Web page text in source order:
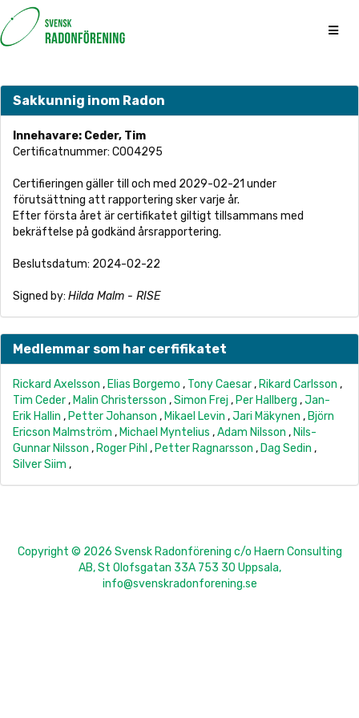
Sakkunnig inom Radon
Innehavare: Ceder, Tim
Certificatnummer: C004295
Certifieringen gäller till och med 2029-02-21 under
förutsättning att rapportering sker varje år.
Efter första året är certifikatet giltigt tillsammans med
bekräftelse på godkänd årsrapportering.
Beslutsdatum: 2024-02-22
Signed by: Hilda Malm - RISE
Medlemmar som har cerfifikatet
Rickard Axelsson , Elias Borgemo , Tony Caesar, Rikard Carlsson ,
Tim Ceder, Malin Christersson ,Simon Frej , Per Hallberg ,Jan-
Erik Hallin , Petter Johanson , Mikael Levin ,Jari Mäkynen , Björn
Ericson Malmström , Michael Myntelius ,Adam Nilsson , Nils-
Gunnar Nilsson , Roger Pihl , Petter Ragnarsson , Dag Sedin ,
Silver Siim ,
Copyright © 2026 Svensk Radonförening c/o Haern Consulting
AB, St Olofsgatan 33A 753 30 Uppsala,
info@svenskradonforening.se